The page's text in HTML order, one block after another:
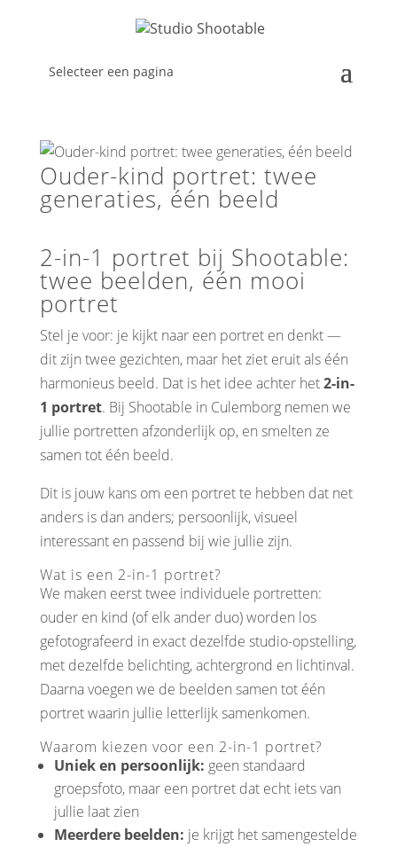
Selecteer een pagina
Ouder-kind portret: twee
generaties, één beeld
2-in-1 portret bij Shootable:
twee beelden, één mooi
portret
Stel je voor: je kijkt naar een portret en denkt —
dit zijn twee gezichten, maar het ziet eruit als één
harmonieus beeld. Dat is het idee achter het2-in-
1 portret. Bij Shootable in Culemborg nemen we
jullie portretten afzonderlijk op, en smelten ze
samen tot één beeld.
Dit is jouw kans om een portret te hebben dat net
anders is dan anders; persoonlijk, visueel
interessant en passend bij wie jullie zijn.
Wat is een 2-in-1 portret?
We maken eerst twee individuele portretten:
ouder en kind (of elk ander duo) worden los
gefotografeerd in exact dezelfde studio-opstelling,
met dezelfde belichting, achtergrond en lichtinval.
Daarna voegen we de beelden samen tot één
portret waarin jullie letterlijk samenkomen.
Waarom kiezen voor een 2-in-1 portret?
Uniek en persoonlijk: geen standaard
groepsfoto, maar een portret dat echt iets van
jullie laat zien
Meerdere beelden: je krijgt het samengestelde